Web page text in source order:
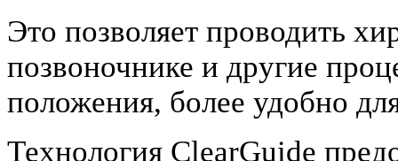
Это позволяет проводить
позвоночнике и другие
положения, более удобно
Технология ClearGuide